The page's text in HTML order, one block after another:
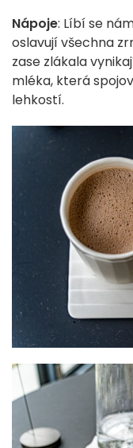
Nápoje: Líbí se
oslavují všechna
zase zlákala
mléka, která
lehkostí.